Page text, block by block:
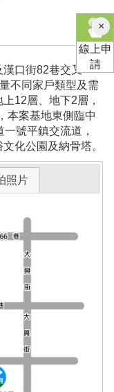
口街82巷交叉
不同家戶類型及需
12層、地下2層，
本案基地東側臨中
號平鎮交流道，
化公園及納骨塔。
照片
×關
閉
線上申
請